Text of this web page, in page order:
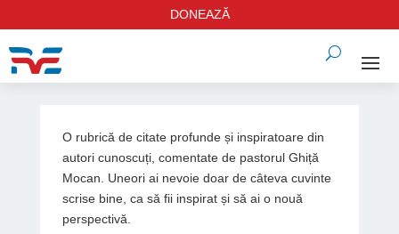
DONEAZĂ
O rubrică de citate profunde și inspiratoare din
autori cunoscuți, comentate de pastorul Ghiță
Mocan. Uneori ai nevoie doar de câteva cuvinte
scrise bine, ca să fii inspirat și să ai o nouă
perspectivă.